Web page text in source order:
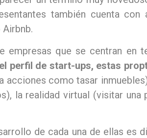
también cuenta
empresas que se centran en
perfil de start-ups, estas
acciones como tasar
la realidad virtual (visitar
de cada una de ellas es